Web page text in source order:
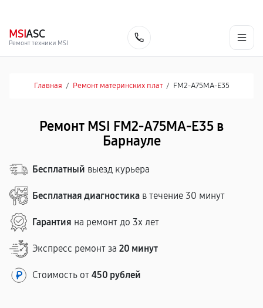
MSIASC
Ремонт техники MSI
Главная / Ремонт материнских плат / FM2-A75MA-E35
Ремонт MSI FM2-A75MA-E35 в
Барнауле
Бесплатный выезд курьера
Бесплатная диагностика в течение 30 минут
Гарантия на ремонт до 3х лет
Экспресс ремонт за 20 минут
Стоимость от 450 рублей